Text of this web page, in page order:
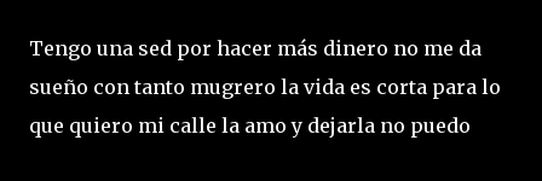
Tengo una sed por hacer más dinero no me da
sueño con tanto mugrero la vida es corta para lo
que quiero mi calle la amo y dejarla no puedo